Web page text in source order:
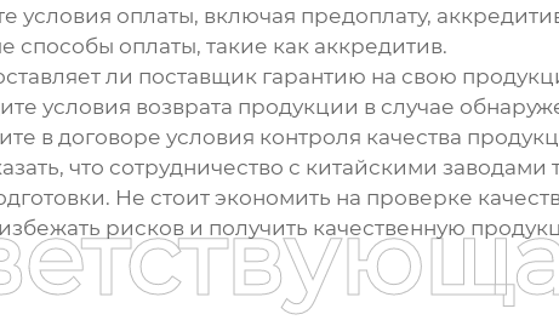
условия оплаты, включая предоплату,
способы оплаты, такие как аккредитив.
ли поставщик гарантию на свою
условия возврата продукции в случае
в договоре условия контроля качества
что сотрудничество с китайскими заводами
Не стоит экономить на проверке
рисков и получить качественную